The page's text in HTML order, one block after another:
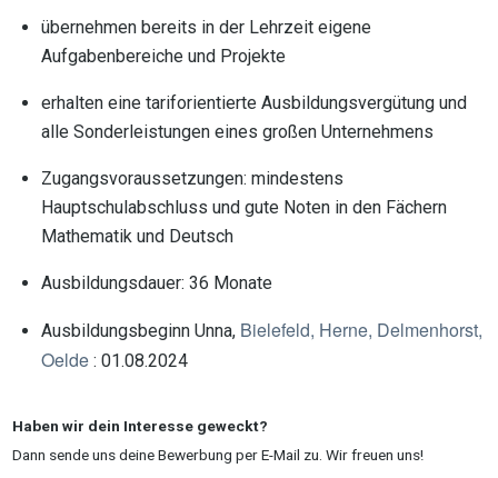
übernehmen bereits in der Lehrzeit eigene
Aufgabenbereiche und Projekte
erhalten eine tariforientierte Ausbildungsvergütung und
alle Sonderleistungen eines großen Unternehmens
Zugangsvoraussetzungen: mindestens
Hauptschulabschluss und gute Noten in den Fächern
Mathematik und Deutsch
Ausbildungsdauer: 36 Monate
Ausbildungsbeginn Unna, Bielefeld, Herne, Delmenhorst,
Oelde : 01.08.2024
Haben wir dein Interesse geweckt?
Dann sende uns deine Bewerbung per E-Mail zu. Wir freuen uns!